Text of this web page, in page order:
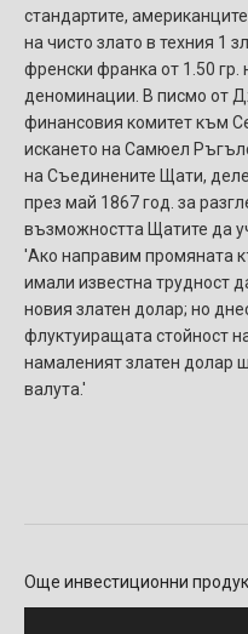
стандартите,
на чисто злато в техния 1
френски франка от 1.50 гр.
деноминации. В писмо от
финансовия комитет към
искането на Самюел
на Съединените Щати,
през май 1867 год. за
възможността Щатите да
'Ако направим промяната
имали известна трудност
новия златен долар; но
флуктуиращата стойност
намаленият златен долар
валута.'
Още инвестиционни